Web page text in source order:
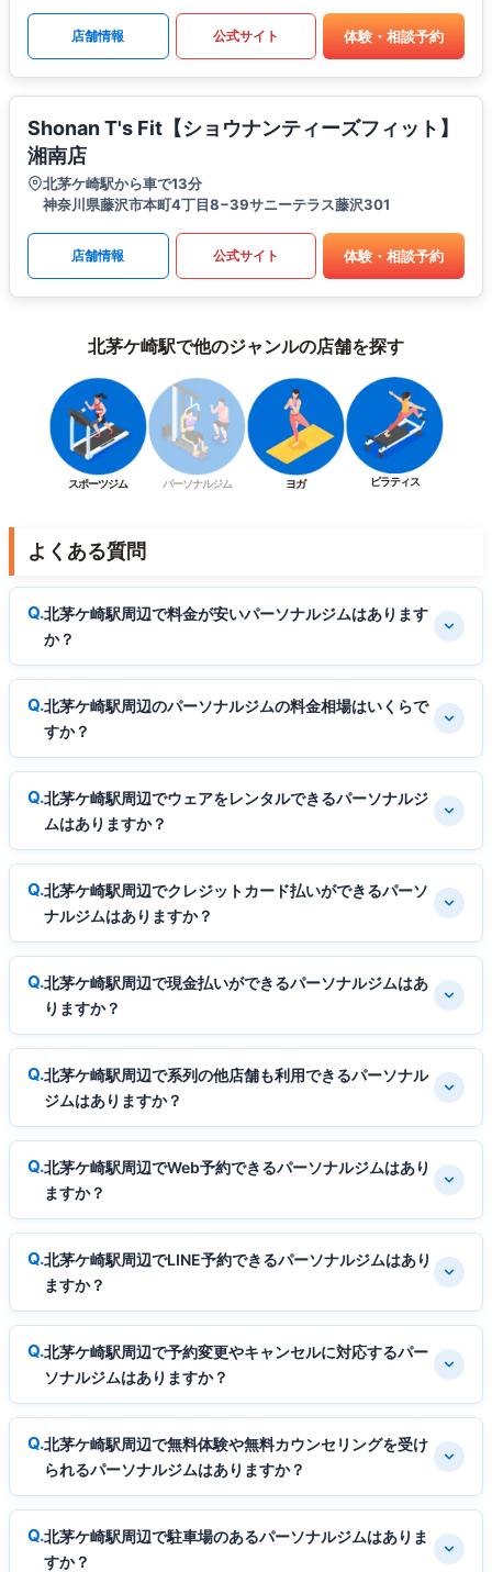
店舗情報 公式サイト 体験・相談予約
Shonan T's Fit【ショウナンティーズフィット】
湘南店
北茅ケ崎駅から車で13分
神奈川県藤沢市本町4丁目8−39サニーテラス藤沢301
店舗情報 公式サイト 体験・相談予約
北茅ケ崎駅で他のジャンルの店舗を探す
スポーツジム パーソナルジム ヨガ ピラティス
よくある質問
北茅ケ崎駅周辺で料金が安いパーソナルジムはあります
か？
北茅ケ崎駅周辺のパーソナルジムの料金相場はいくらで
すか？
北茅ケ崎駅周辺でウェアをレンタルできるパーソナルジ
ムはありますか？
北茅ケ崎駅周辺でクレジットカード払いができるパーソ
ナルジムはありますか？
北茅ケ崎駅周辺で現金払いができるパーソナルジムはあ
りますか？
北茅ケ崎駅周辺で系列の他店舗も利用できるパーソナル
ジムはありますか？
北茅ケ崎駅周辺でWeb予約できるパーソナルジムはあり
ますか？
北茅ケ崎駅周辺でLINE予約できるパーソナルジムはあり
ますか？
北茅ケ崎駅周辺で予約変更やキャンセルに対応するパー
ソナルジムはありますか？
北茅ケ崎駅周辺で無料体験や無料カウンセリングを受け
られるパーソナルジムはありますか？
北茅ケ崎駅周辺で駐車場のあるパーソナルジムはありま
すか？